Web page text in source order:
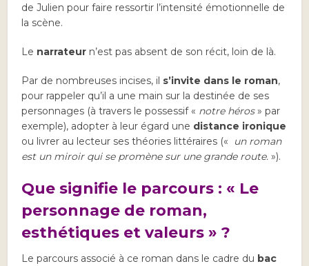
de Julien pour faire ressortir l’intensité émotionnelle de
la scène.
Le narrateur n’est pas absent de son récit, loin de là.
Par de nombreuses incises, il s’invite dans le roman,
pour rappeler qu’il a une main sur la destinée de ses
personnages (à travers le possessif « notre héros» par
exemple), adopter à leur égard une distance ironique
ou livrer au lecteur ses théories littéraires (« un roman
est un miroir qui se promène sur une grande route.»).
Que signifie le parcours : « Le
personnage de roman,
esthétiques et valeurs » ?
Le parcours associé à ce roman dans le cadre du bac